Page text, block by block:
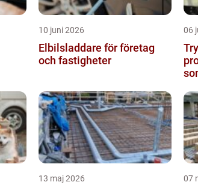
10 juni 2026
Elbilsladdare för företag
och fastigheter
06
13 maj 2026 07